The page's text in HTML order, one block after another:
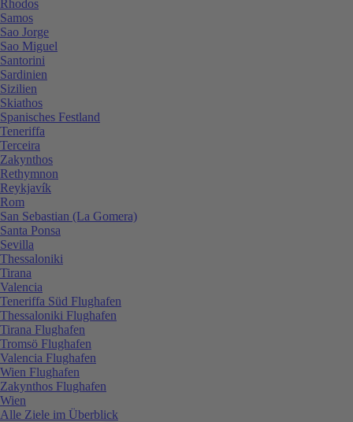
Rhodos
Samos
Sao Jorge
Sao Miguel
Santorini
Sardinien
Sizilien
Skiathos
Spanisches Festland
Teneriffa
Terceira
Zakynthos
Rethymnon
Reykjavík
Rom
San Sebastian (La Gomera)
Santa Ponsa
Sevilla
Thessaloniki
Tirana
Valencia
Teneriffa Süd Flughafen
Thessaloniki Flughafen
Tirana Flughafen
Tromsö Flughafen
Valencia Flughafen
Wien Flughafen
Zakynthos Flughafen
Wien
Alle Ziele im Überblick